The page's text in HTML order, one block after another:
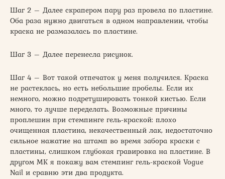
Шаг 2 – Далее скрапером пару раз провела по пластине.
Оба раза нужно двигаться в одном направлении, чтобы
краска не размазалась по пластине.
Шаг 3 – Далее перенесла рисунок.
Шаг 4 – Вот такой отпечаток у меня получился. Краска
не растеклась, но есть небольшие пробелы. Если их
немного, можно подретушировать тонкой кистью. Если
много, то лучше переделать. Возможные причины
проплешин при стемпинге гель-краской: плохо
очищенная пластина, некачественный лак, недостаточно
сильное нажатие на штамп во время забора краски с
пластины, слишком глубокая гравировка на пластине. В
другом МК я покажу вам стемпинг гель-краской Vogue
Nail и сравню эти два продукта.